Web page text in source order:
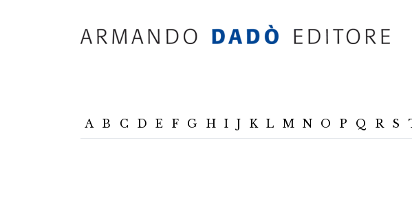
A B C D E F G H I J K L M N O P Q R S